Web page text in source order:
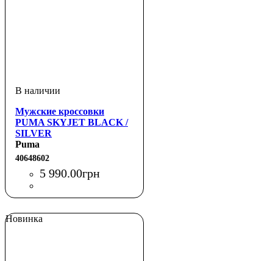
Мужские кроссовки
PUMA SKYJET BLACK /
SILVER
Puma
40648602
5 990.00грн
Новинка